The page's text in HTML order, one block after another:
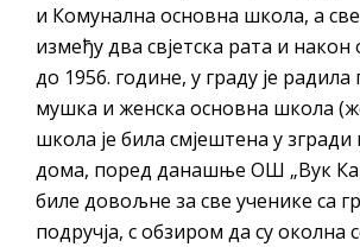
и Комунална основна школа, а
између два свјетска рата и
до 1956. године, у граду је радила
мушка и женска основна школа
школа је била смјештена у
дома, поред данашње ОШ „Вук
биле довољне за све ученике са
подручја, с обзиром да су околна